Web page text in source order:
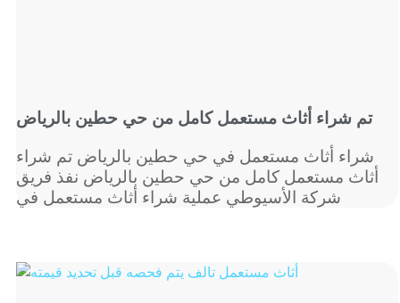
تم شراء أثاث مستعمل كامل من حي حطين بالرياض
شراء أثاث مستعمل في حي حطين بالرياض تم شراء
أثاث مستعمل كامل من حي حطين بالرياض نفذ فريق
شركة الأسيوطي عملية شراء أثاث مستعمل في